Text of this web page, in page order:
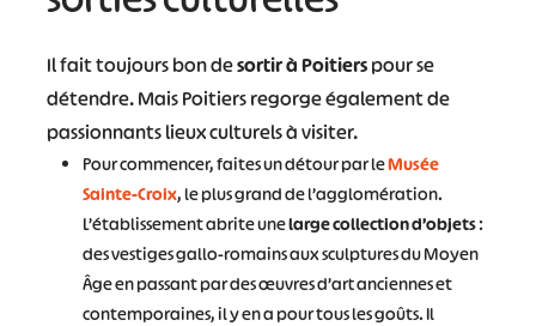
Il fait toujours bon desortir à Poitierspour se
détendre. Mais Poitiers regorge également de
passionnants lieux culturels à visiter.
Pour commencer, faites un détour par leMusée
Sainte-Croix, le plus grand de l’agglomération.
L’établissement abrite unelarge collection d’objets:
des vestiges gallo-romains aux sculptures du Moyen
Âge en passant par des œuvres d’art anciennes et
contemporaines, il y en a pour tous les goûts. Il
# # #
#
#
#
#